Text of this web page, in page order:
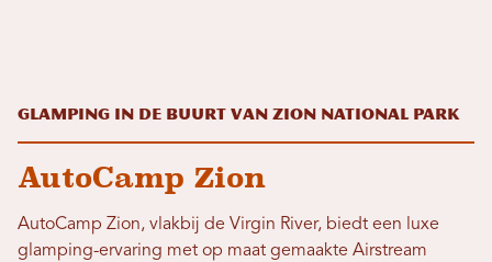
Glamping in de buurt van Zion National Park
AutoCamp Zion
AutoCamp Zion, vlakbij de Virgin River, biedt een luxe
glamping-ervaring met op maat gemaakte Airstream